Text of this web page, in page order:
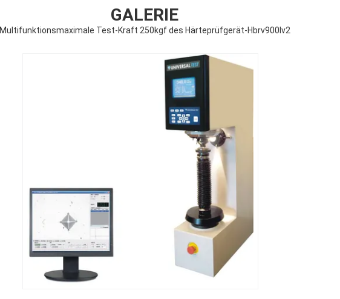
GALERIE
Multifunktionsmaximale Test-Kraft 250kgf des Härteprüfgerät-Hbrv900lv2